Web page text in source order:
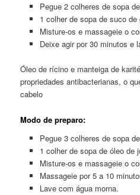
Pegue 2 colheres de sopa
1 colher de sopa de suco de
Misture-os e massageie o
Deixe agir por 30 minutos e
Óleo de rícino e manteiga de
propriedades antibacterianas, o
cabelo
Modo de preparo:
Pegue 3 colheres de sopa
1 colher de sopa de óleo de
Misture-os e massageie o
Massageie por 5 a 10
Lave com água morna.